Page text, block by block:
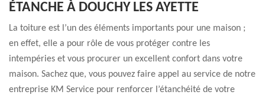
ÉTANCHE À DOUCHY LES AYETTE
La toiture est l’un des éléments importants pour une maison ;
en effet, elle a pour rôle de vous protéger contre les
intempéries et vous procurer un excellent confort dans votre
maison. Sachez que, vous pouvez faire appel au service de notre
entreprise KM Service pour renforcer l’étanchéité de votre